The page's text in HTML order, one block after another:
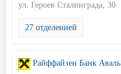
ул. Героев Сталинграда, 30
27 отделенией
Райффайзен Банк Аваль